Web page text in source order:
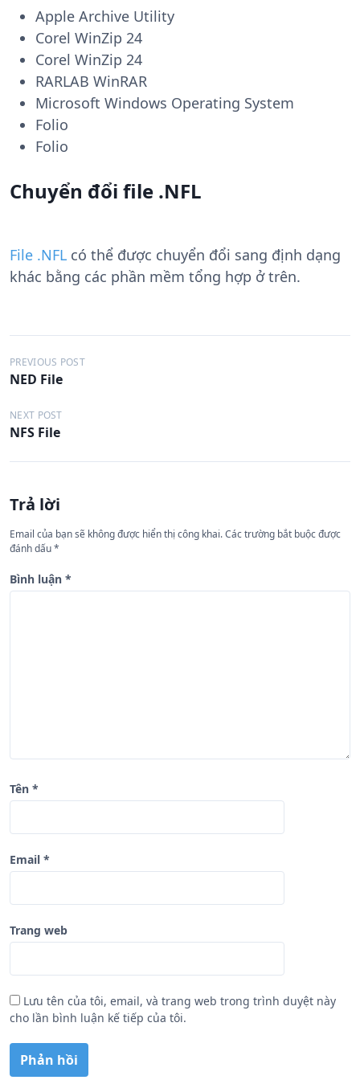
Apple Archive Utility
Corel WinZip 24
Corel WinZip 24
RARLAB WinRAR
Microsoft Windows Operating System
Folio
Folio
Chuyển đổi file .NFL
File .NFL có thể được chuyển đổi sang định dạng
khác bằng các phần mềm tổng hợp ở trên.
Đ
i
ề
u
h
ớ
n
g
b
PREVIOUS POST
NED File
NEXT POST
NFS File
Trả lời
Email của bạn sẽ không được hiển thị công khai.Các trường bắt buộc được
đánh dấu*
Bình luận *
Tên *
Email *
Trang web
Lưu tên của tôi, email, và trang web trong trình duyệt này
cho lần bình luận kế tiếp của tôi.